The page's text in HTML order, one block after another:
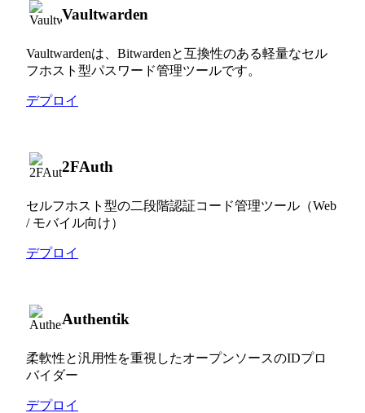
Vaultwarden
Vaultwardenは、Bitwardenと互換性のある軽量なセル
フホスト型パスワード管理ツールです。
デプロイ
2FAuth
セルフホスト型の二段階認証コード管理ツール（Web
/ モバイル向け）
デプロイ
Authentik
柔軟性と汎用性を重視したオープンソースのIDプロ
バイダー
デプロイ